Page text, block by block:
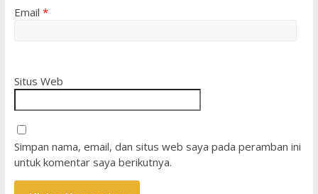
Email *
Situs Web
Simpan nama, email, dan situs web saya pada peramban ini
untuk komentar saya berikutnya.